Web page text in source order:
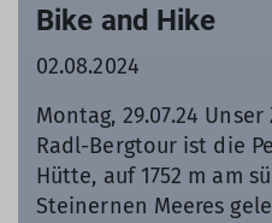
Bike and Hike
02.08.2024
Montag, 29.07.24
Radl-Bergtour ist die
Hütte, auf 1752 m am
Steinernen Meeres